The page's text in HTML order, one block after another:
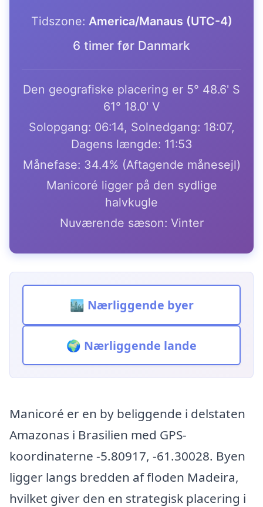
Tidszone: America/Manaus (UTC-4)
6 timer før Danmark
Den geografiske placering er 5° 48.6' S
61° 18.0' V
Solopgang: 06:14, Solnedgang: 18:07,
Dagens længde: 11:53
Månefase: 34.4% (Aftagende månesejl)
Manicoré ligger på den sydlige
halvkugle
Nuværende sæson: Vinter
🏙️ Nærliggende byer
🌍 Nærliggende lande
Manicoré er en by beliggende i delstaten
Amazonas i Brasilien med GPS-
koordinaterne -5.80917, -61.30028. Byen
ligger langs bredden af floden Madeira,
hvilket giver den en strategisk placering i